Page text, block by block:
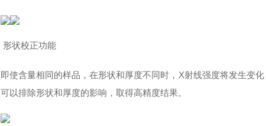
形状校正功能
即使含量相同的样品，在形状和厚度不同时，X射线强度将发生变
可以排除形状和厚度的影响，取得高精度结果。